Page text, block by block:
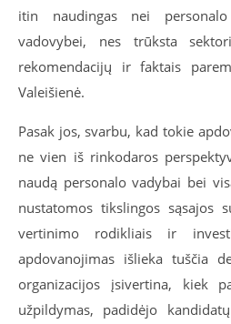
itin naudingas nei
vadovybei, nes trūksta
rekomendacijų ir faktais
Valeišienė.
Pasak jos, svarbu, kad tokie
ne vien iš rinkodaros
naudą personalo vadybai bei
nustatomos tikslingos sąsajos
vertinimo rodikliais ir
apdovanojimas išlieka tuščia
organizacijos įsivertina, kiek
užpildymas, padidėjo